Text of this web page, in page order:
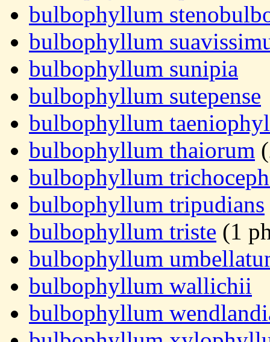
bulbophyllum
bulbophyllum
bulbophyllum sunipia
bulbophyllum sutepense
bulbophyllum
bulbophyllum thaiorum
bulbophyllum
bulbophyllum tripudians
bulbophyllum triste (1
bulbophyllum
bulbophyllum wallichii
bulbophyllum